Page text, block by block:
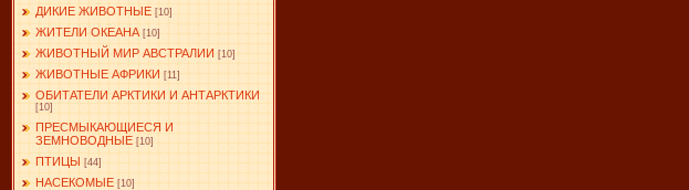
ДИКИЕ ЖИВОТНЫЕ [10]
ЖИТЕЛИ ОКЕАНА [10]
ЖИВОТНЫЙ МИР АВСТРАЛИИ [10]
ЖИВОТНЫЕ АФРИКИ [11]
ОБИТАТЕЛИ АРКТИКИ И АНТАРКТИКИ
[10]
ПРЕСМЫКАЮЩИЕСЯ И
ЗЕМНОВОДНЫЕ [10]
ПТИЦЫ [44]
НАСЕКОМЫЕ [10]